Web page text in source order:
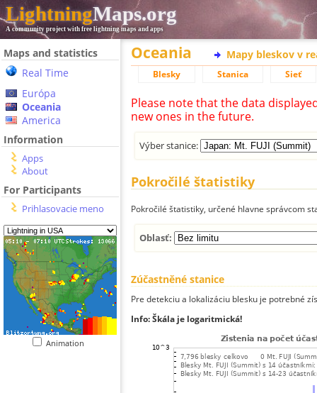
LightningMaps.org
A community project with free lightning maps and apps
Maps and statistics
Real Time
Európa
Oceania
America
Information
Apps
About
For Participants
Prihlasovacie meno
Animation
Oceania Mapy bleskov v
Blesky Stanica Sieť
Please note that the data
new ones in the future.
Výber stanice:
Pokročilé štatistiky
Pokročilé štatistiky, určené hlavne správcom
Oblasť:
Zúčastněné stanice
Pre detekciu a lokalizáciu blesku je potrebné
Info: Škála je logaritmická!